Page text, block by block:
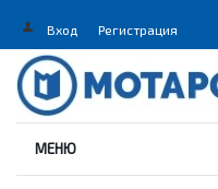
Вход Регистрация
МЕНЮ